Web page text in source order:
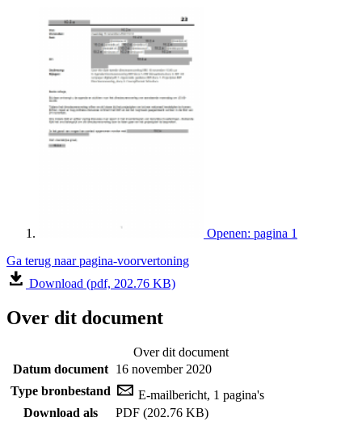
Openen: pagina 1
Ga terug naar pagina-voorvertoning
Download (pdf, 202.76 KB)
Over dit document
Over dit document
Datum document 16 november 2020
Type bronbestand
E-mailbericht, 1 pagina's
Download als
PDF (202.76 KB)